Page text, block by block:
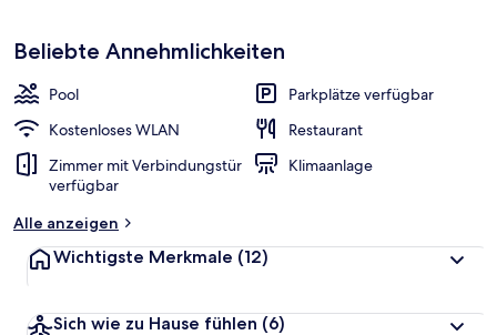
Beliebte Annehmlichkeiten
Pool
Parkplätze verfügbar
Kostenloses WLAN
Restaurant
Zimmer mit Verbindungstür
verfügbar
Klimaanlage
Alle anzeigen
Wichtigste Merkmale (12)
Sich wie zu Hause fühlen (6)